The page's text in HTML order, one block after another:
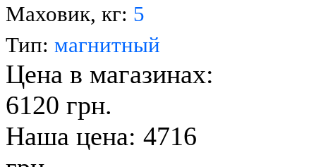
Маховик, кг: 5
Тип: магнитный
Цена в магазинах:
6120 грн.
Наша цена: 4716